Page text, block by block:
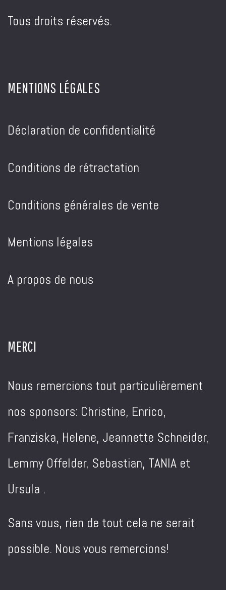
Tous droits réservés.
MENTIONS LÉGALES
Déclaration de confidentialité
Conditions de rétractation
Conditions générales de vente
Mentions légales
A propos de nous
MERCI
Nous remercions tout particulièrement
nos sponsors: Christine, Enrico,
Franziska, Helene, Jeannette Schneider,
Lemmy Offelder, Sebastian, TANIA et
Ursula .
Sans vous, rien de tout cela ne serait
possible. Nous vous remercions!